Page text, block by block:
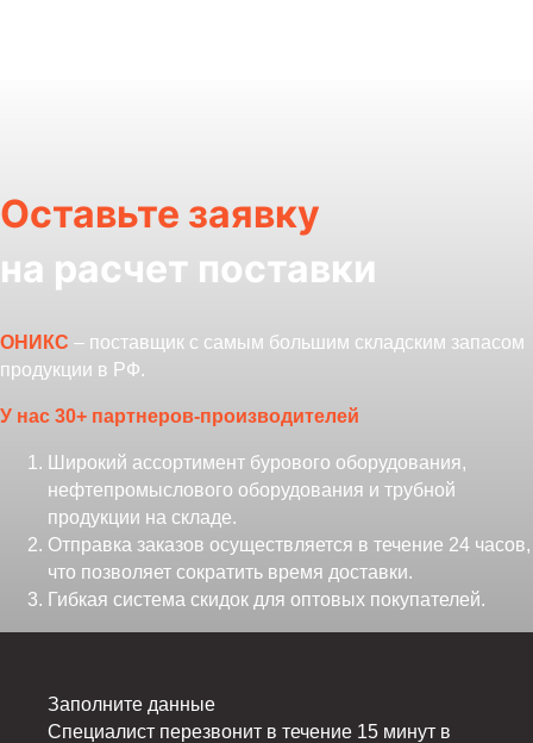
Оставьте заявку
на расчет поставки
ОНИКС – поставщик с самым большим складским запасом
продукции в РФ.
У нас 30+ партнеров-производителей
Широкий ассортимент бурового оборудования,
нефтепромыслового оборудования и трубной
продукции на складе.
Отправка заказов осуществляется в течение 24 часов,
что позволяет сократить время доставки.
Гибкая система скидок для оптовых покупателей.
Заполните данные
Специалист перезвонит в течение 15 минут в